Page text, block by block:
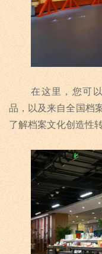
在这里，您可
品，以及来自全国档
了解档案文化创造性